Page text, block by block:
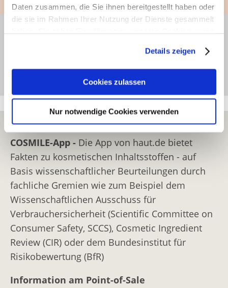
Daten zusammen, die Sie ihnen bereitgestellt haben oder
die sie im Rahmen Ihrer Nutzung der Dienste gesammelt
Erfahren Sie in unsererDatenschutzerklärungmehr
darüber, wer wir sind, wie Sie uns kontaktieren können
und wie wir personenbezogene Daten verarbeiten.
Sie können Ihre Einwilligung jederzeit von derCookie-
Details zeigen
Cookies zulassen
Nur notwendige Cookies verwenden
Jetzt abonnieren
COSMILE-App - Die App von haut.de bietet
Fakten zu kosmetischen Inhaltsstoffen - auf
Basis wissenschaftlicher Beurteilungen durch
fachliche Gremien wie zum Beispiel dem
Wissenschaftlichen Ausschuss für
Verbrauchersicherheit (Scientific Committee on
Consumer Safety, SCCS), Cosmetic Ingredient
Review (CIR) oder dem Bundesinstitut für
Risikobewertung (BfR)
Information am Point-of-Sale